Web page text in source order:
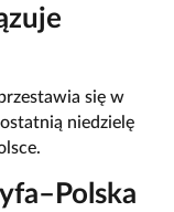
się w
niedzielę